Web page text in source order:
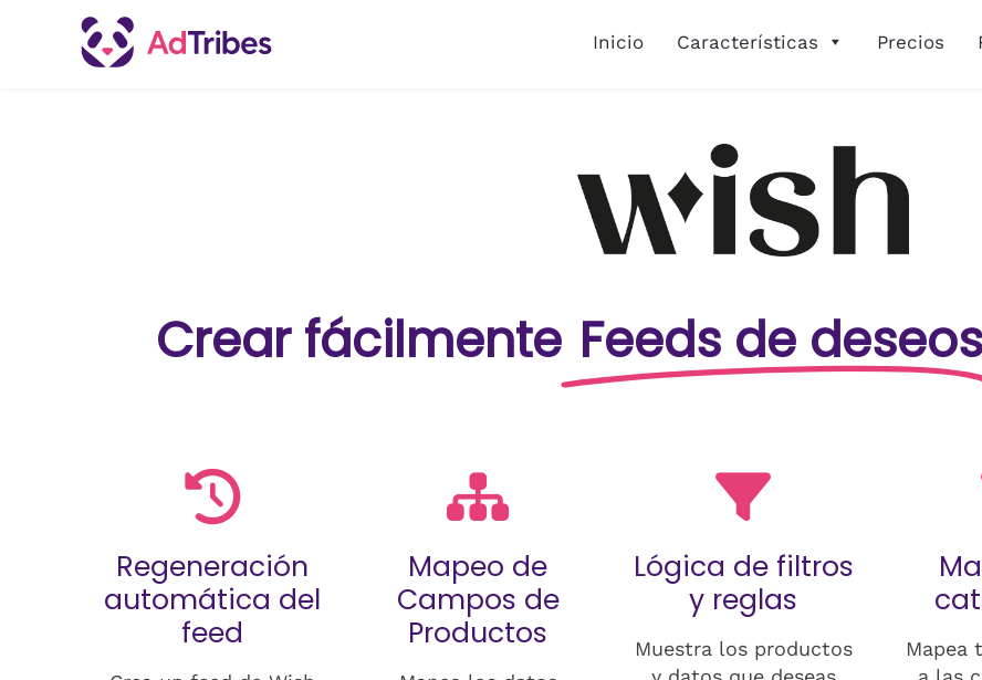
Inicio Características Precios
Crear fácilmente Feeds de deseos
Regeneración
automática del
feed
Mapeo de
Campos de
Productos
Lógica de filtros
y reglas
Muestra los productos
Mapea